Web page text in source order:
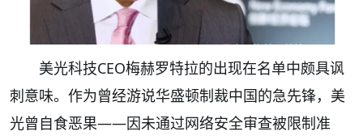
美光科技CEO梅赫罗特拉的出现在名单中颇具讽
刺意味。作为曾经游说华盛顿制裁中国的急先锋，美
光曾自食恶果——因未通过网络安全审查被限制准